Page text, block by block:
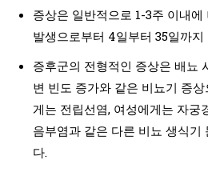
증상은 일반적으로 1-3주 이내
발생으로부터 4일부터 35일까지
증후군의 전형적인 증상은 배뇨
변 빈도 증가와 같은 비뇨기 증
게는 전립선염, 여성에게는 자궁
음부염과 같은 다른 비뇨 생식기
다.